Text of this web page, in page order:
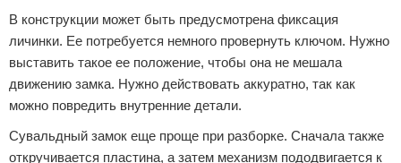
В конструкции может быть предусмотрена фиксация
личинки. Ее потребуется немного провернуть ключом. Нужно
выставить такое ее положение, чтобы она не мешала
движению замка. Нужно действовать аккуратно, так как
можно повредить внутренние детали.
Сувальдный замок еще проще при разборке. Сначала также
откручивается пластина, а затем механизм пододвигается к